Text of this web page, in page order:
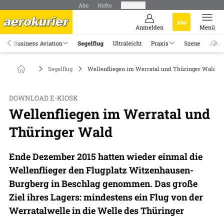
Abo Hefte
Anmelden
Abo
Menü
Business Aviation Segelflug Ultraleicht Praxis Szene Jobs
Segelflug Wellenfliegen im Werratal und Thüringer Wald
DOWNLOAD E-KIOSK
Wellenfliegen im Werratal und
Thüringer Wald
Ende Dezember 2015 hatten wieder einmal die
Wellenflieger den Flugplatz Witzenhausen-
Burgberg in Beschlag genommen. Das große
Ziel ihres Lagers: mindestens ein Flug von der
Werratalwelle in die Welle des Thüringer